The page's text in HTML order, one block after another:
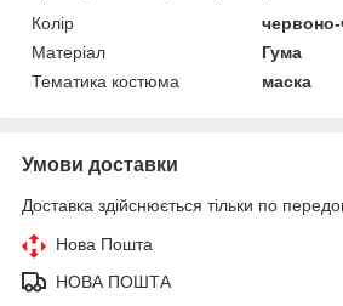
Колір
Матеріал
Гума
Тематика костюма
маска
Умови доставки
Доставка здійснюється тільки по
Нова Пошта
НОВА ПОШТА